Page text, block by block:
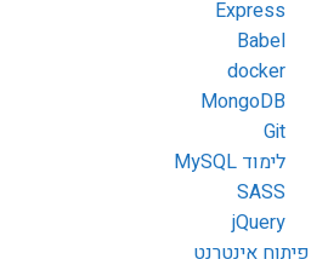
Express
Babel
docker
MongoDB
Git
לימוד MySQL
SASS
jQuery
פיתוח אינטרנט